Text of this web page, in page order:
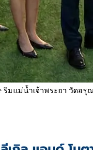
ริมแม่น้ำเจ้าพระยา วัดอรุ